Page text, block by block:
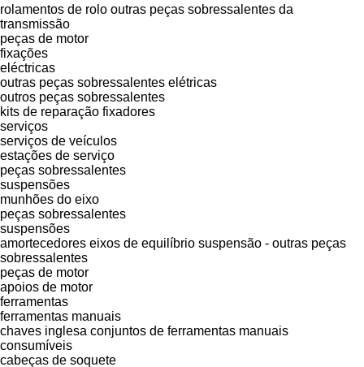
rolamentos de rolo outras peças sobressalentes da
transmissão
peças de motor
fixações
eléctricas
outras peças sobressalentes elétricas
outros peças sobressalentes
kits de reparação fixadores
serviços
serviços de veículos
estações de serviço
peças sobressalentes
suspensões
munhões do eixo
peças sobressalentes
suspensões
amortecedores eixos de equilíbrio suspensão - outras peças
sobressalentes
peças de motor
apoios de motor
ferramentas
ferramentas manuais
chaves inglesa conjuntos de ferramentas manuais
consumíveis
cabeças de soquete